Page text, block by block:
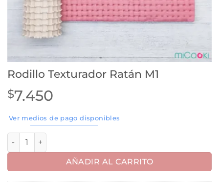
Rodillo Texturador Ratán M1
$7.450
Ver medios de pago disponibles
Rodillo Texturador Ratán M1 cantidad
AÑADIR AL CARRITO